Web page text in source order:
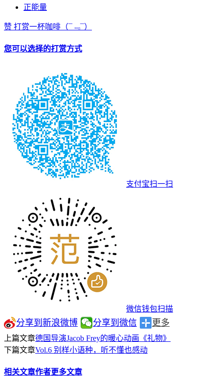
正能量
赞 打赏一杯咖啡 （¯﹃¯）
您可以选择的打赏方式
支付宝扫一扫
微信钱包扫描
分享到新浪微博 分享到微信 更多
上篇文章德国导演Jacob Frey的暖心动画《礼物》
下篇文章Vol.6 别样小语种，听不懂也感动
相关文章作者更多文章